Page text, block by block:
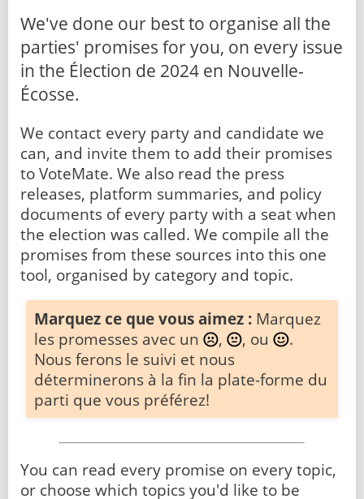
We've done our best to organise all the
parties' promises for you, on every issue
in the Élection de 2024 en Nouvelle-
Écosse.
We contact every party and candidate we
can, and invite them to add their promises
to VoteMate. We also read the press
releases, platform summaries, and policy
documents of every party with a seat when
the election was called. We compile all the
promises from these sources into this one
tool, organised by category and topic.
Marquez ce que vous aimez : Marquez
les promesses avec un
, , ou
.
Nous ferons le suivi et nous
déterminerons à la fin la plate-forme du
parti que vous préférez!
You can read every promise on every topic,
or choose which topics you'd like to be